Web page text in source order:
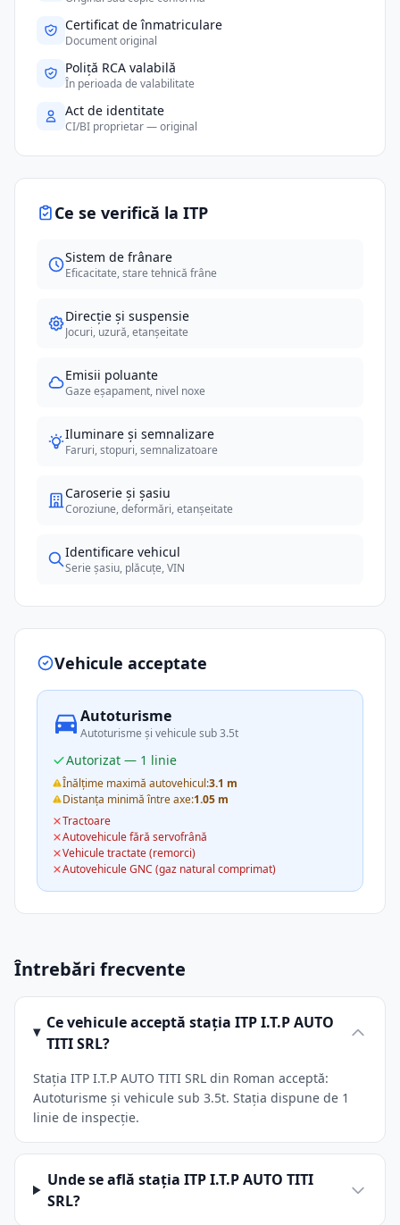
Certificat de înmatriculare
Document original
Poliță RCA valabilă
În perioada de valabilitate
Act de identitate
CI/BI proprietar — original
Ce se verifică la ITP
Sistem de frânare
Eficacitate, stare tehnică frâne
Direcție și suspensie
Jocuri, uzură, etanșeitate
Emisii poluante
Gaze eșapament, nivel noxe
Iluminare și semnalizare
Faruri, stopuri, semnalizatoare
Caroserie și șasiu
Coroziune, deformări, etanșeitate
Identificare vehicul
Serie șasiu, plăcuțe, VIN
Vehicule acceptate
Autoturisme
Autoturisme și vehicule sub 3.5t
Autorizat — 1 linie
Înălțime maximă autovehicul:3.1 m
Distanța minimă între axe:1.05 m
Tractoare
Autovehicule fără servofrână
Vehicule tractate (remorci)
Autovehicule GNC (gaz natural comprimat)
Întrebări frecvente
Ce vehicule acceptă stația ITP I.T.P AUTO
TITI SRL?
Stația ITP I.T.P AUTO TITI SRL din Roman acceptă:
Autoturisme și vehicule sub 3.5t. Stația dispune de 1
linie de inspecție.
Unde se află stația ITP I.T.P AUTO TITI
SRL?